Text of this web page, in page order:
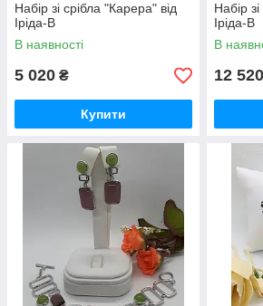
Набір зі срібла "Карера" від
Іріда-В
В наявності
5 020 ₴
Купити
Набір
Іріда-В
В
12 520